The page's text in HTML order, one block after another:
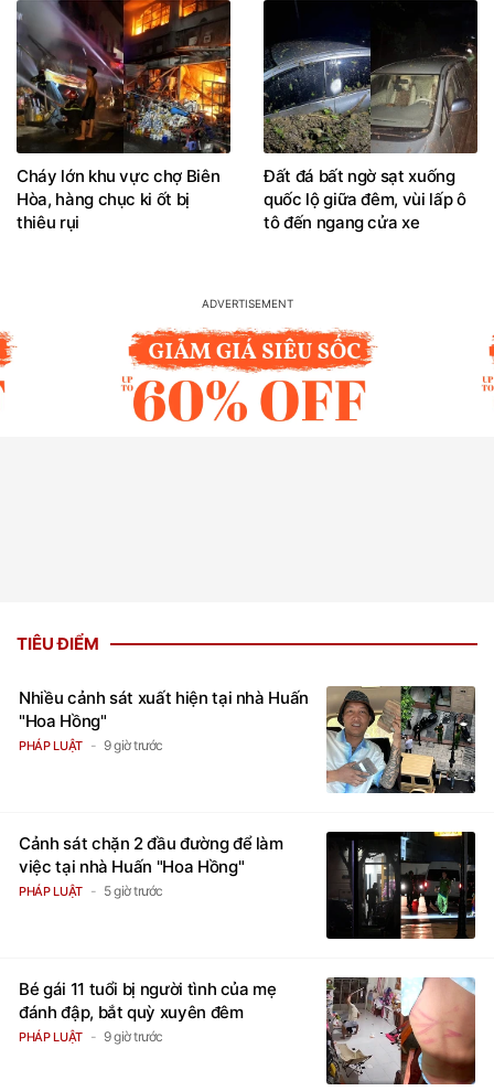
Cháy lớn khu vực chợ Biên
Hòa, hàng chục ki ốt bị
thiêu rụi
Đất đá bất ngờ sạt xuống
quốc lộ giữa đêm, vùi lấp ô
tô đến ngang cửa xe
TIÊU ĐIỂM
Nhiều cảnh sát xuất hiện tại nhà Huấn
"Hoa Hồng"
PHÁP LUẬT 9 giờ trước
Cảnh sát chặn 2 đầu đường để làm
việc tại nhà Huấn "Hoa Hồng"
PHÁP LUẬT 5 giờ trước
Bé gái 11 tuổi bị người tình của mẹ
đánh đập, bắt quỳ xuyên đêm
PHÁP LUẬT 9 giờ trước